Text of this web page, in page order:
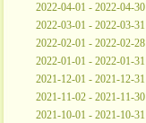
2022-04-01 - 2022-04-30
2022-03-01 - 2022-03-31
2022-02-01 - 2022-02-28
2022-01-01 - 2022-01-31
2021-12-01 - 2021-12-31
2021-11-02 - 2021-11-30
2021-10-01 - 2021-10-31